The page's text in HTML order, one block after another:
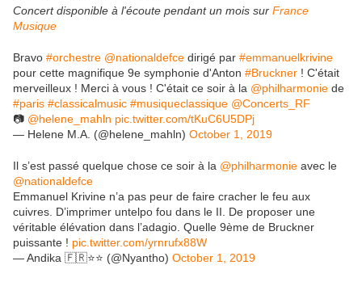
Concert disponible à l'écoute pendant un mois sur France
Musique
Bravo #orchestre @nationaldefce dirigé par #emmanuelkrivine
pour cette magnifique 9e symphonie d'Anton #Bruckner ! C'était
merveilleux ! Merci à vous ! C'était ce soir à la @philharmonie de
#paris #classicalmusic #musiqueclassique @Concerts_RF
📷 @helene_mahln pic.twitter.com/tKuC6U5DPj
— Helene M.A. (@helene_mahln) October 1, 2019
Il s’est passé quelque chose ce soir à la @philharmonie avec le
@nationaldefce
Emmanuel Krivine n’a pas peur de faire cracher le feu aux
cuivres. D’imprimer untelpo fou dans le II. De proposer une
véritable élévation dans l’adagio. Quelle 9ème de Bruckner
puissante ! pic.twitter.com/yrnrufx88W
— Andika 🇫🇷⭐️⭐️ (@Nyantho) October 1, 2019